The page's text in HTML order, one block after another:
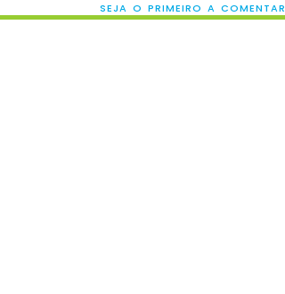
SEJA O PRIMEIRO A COMENTAR